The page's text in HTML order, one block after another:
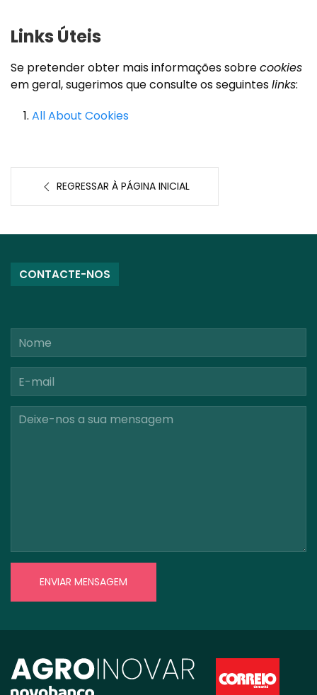
Links Úteis
Se pretender obter mais informações sobrecookies
em geral, sugerimos que consulte os seguinteslinks:
All About Cookies
REGRESSAR À PÁGINA INICIAL
CONTACTE-NOS
ENVIAR MENSAGEM